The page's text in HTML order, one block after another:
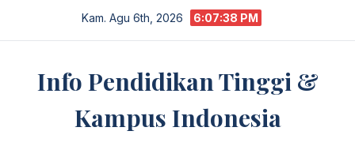
Kam. Agu 6th, 2026 6:07:38 PM
Info Pendidikan Tinggi &
Kampus Indonesia